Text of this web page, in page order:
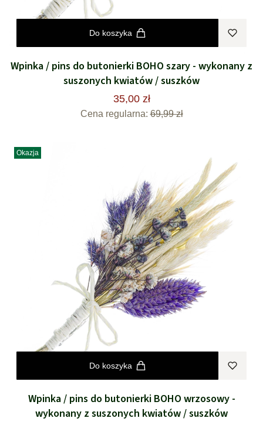
Do koszyka
Wpinka / pins do butonierki BOHO szary - wykonany z
suszonych kwiatów / suszków
35,00 zł
Cena regularna: 69,99 zł
Okazja
Do koszyka
Wpinka / pins do butonierki BOHO wrzosowy -
wykonany z suszonych kwiatów / suszków